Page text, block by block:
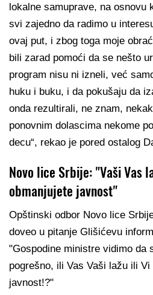
lokalne samuprave, na osnovu
svi zajedno da radimo u
ovaj put, i zbog toga moje
bili zarad pomoći da se nešto
program nisu ni izneli, već
huku i buku, i da pokušaju da
onda rezultirali, ne znam,
ponovnim dolascima nekome
decu“, rekao je pored ostalog
Novo lice Srbije: "Vaši Vas
obmanjujete javnost"
Opštinski odbor Novo lice
doveo u pitanje Glišićevu
"Gospodine ministre vidimo da
pogrešno, ili Vas Vaši lažu ili
javnost!?"